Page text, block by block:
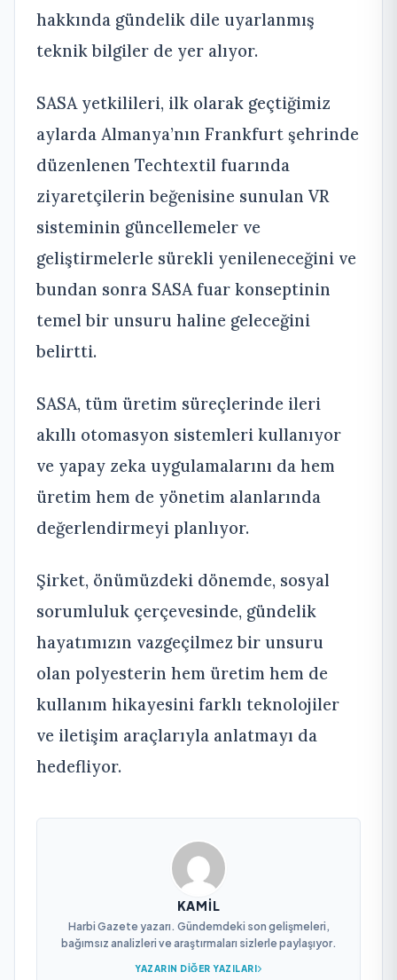
hakkında gündelik dile uyarlanmış
teknik bilgiler de yer alıyor.
SASA yetkilileri, ilk olarak geçtiğimiz
aylarda Almanya’nın Frankfurt şehrinde
düzenlenen Techtextil fuarında
ziyaretçilerin beğenisine sunulan VR
sisteminin güncellemeler ve
geliştirmelerle sürekli yenileneceğini ve
bundan sonra SASA fuar konseptinin
temel bir unsuru haline geleceğini
belirtti.
SASA, tüm üretim süreçlerinde ileri
akıllı otomasyon sistemleri kullanıyor
ve yapay zeka uygulamalarını da hem
üretim hem de yönetim alanlarında
değerlendirmeyi planlıyor.
Şirket, önümüzdeki dönemde, sosyal
sorumluluk çerçevesinde, gündelik
hayatımızın vazgeçilmez bir unsuru
olan polyesterin hem üretim hem de
kullanım hikayesini farklı teknolojiler
ve iletişim araçlarıyla anlatmayı da
hedefliyor.
KAMIL
Harbi Gazete yazarı. Gündemdeki son gelişmeleri,
bağımsız analizleri ve araştırmaları sizlerle paylaşıyor.
YAZARIN DIĞER YAZILARI